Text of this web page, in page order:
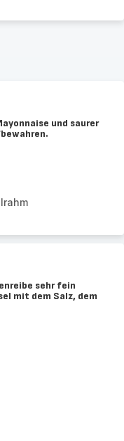
und saurer
sehr fein
mit dem Salz, dem